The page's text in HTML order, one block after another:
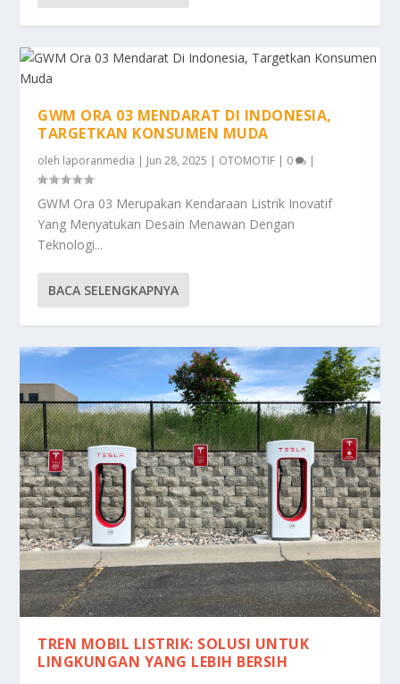
GWM ORA 03 MENDARAT DI INDONESIA,
TARGETKAN KONSUMEN MUDA
oleh laporanmedia | Jun 28, 2025 | OTOMOTIF | 0 |
GWM Ora 03 Merupakan Kendaraan Listrik Inovatif
Yang Menyatukan Desain Menawan Dengan
Teknologi...
BACA SELENGKAPNYA
TREN MOBIL LISTRIK: SOLUSI UNTUK
LINGKUNGAN YANG LEBIH BERSIH